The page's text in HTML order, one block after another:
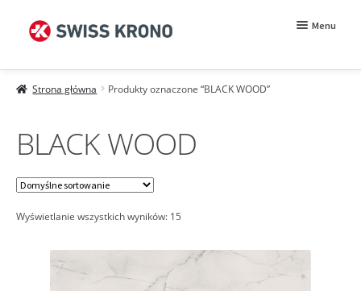
Przejdź
Przejdź
Menu
Próbki
Rozwiń
Moje konto
Strona główna Produkty oznaczone “BLACK WOOD”
BLACK WOOD
Wyświetlanie wszystkich wyników: 15